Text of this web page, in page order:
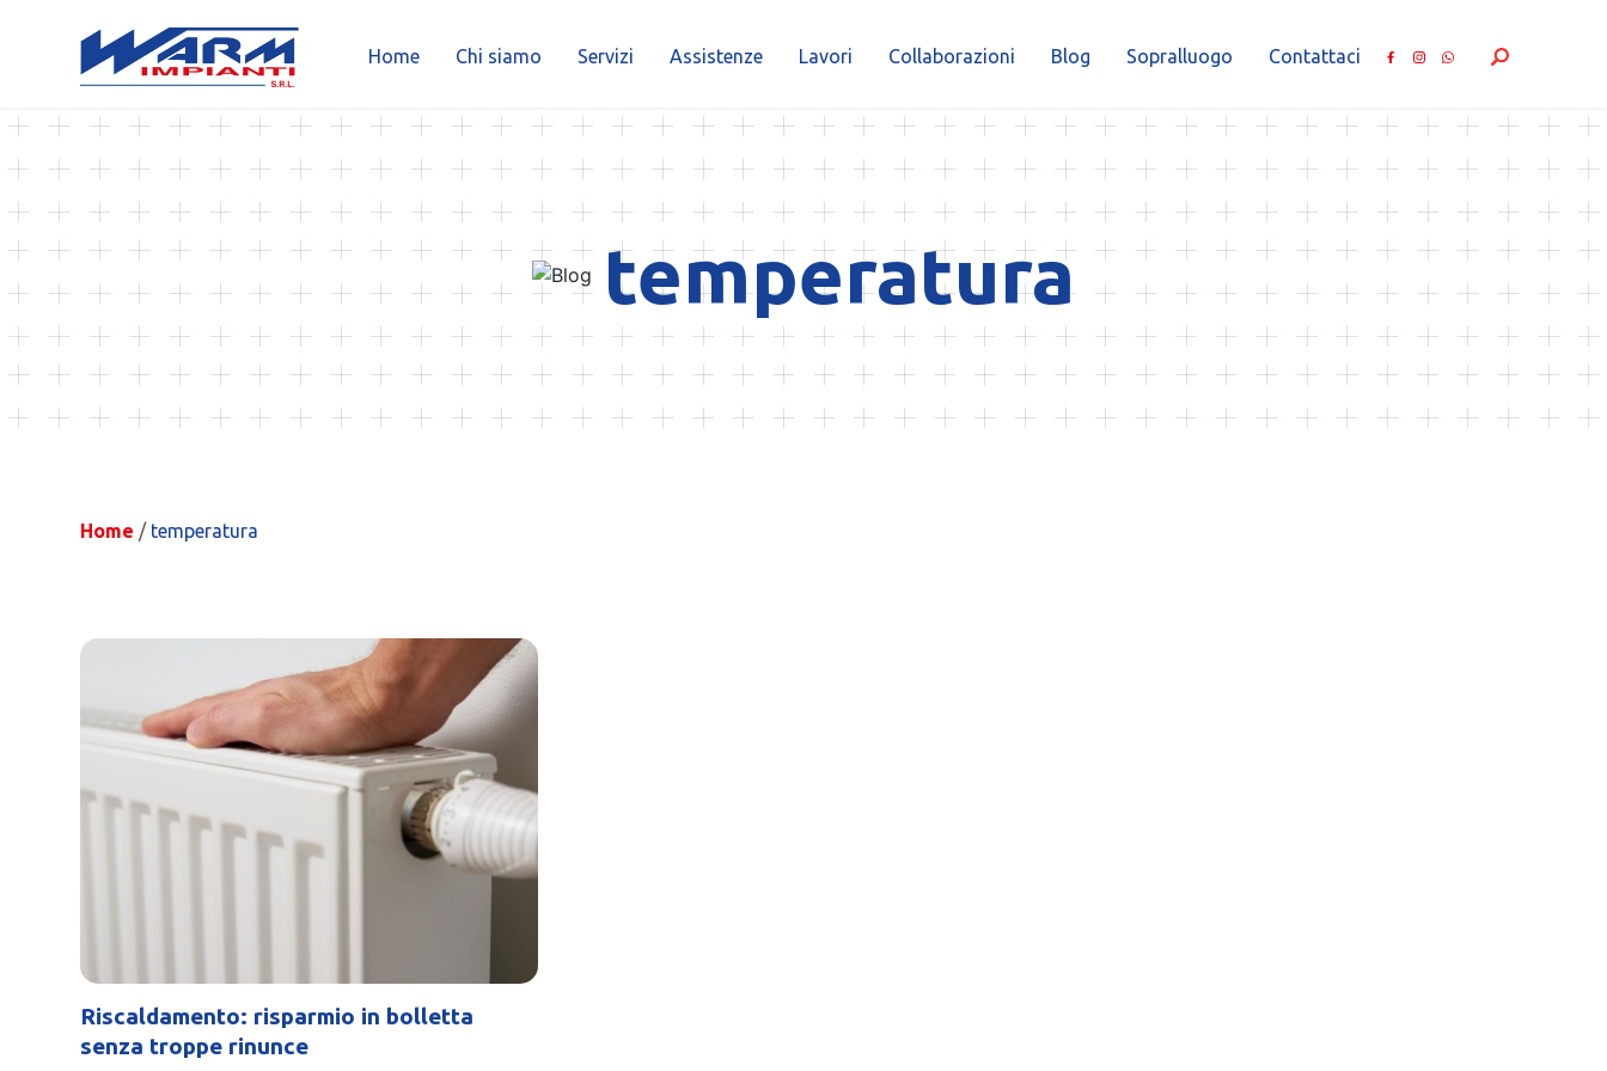
Skip
content
Home Chi siamo Servizi Assistenze Lavori Collaborazioni Blog Sopralluogo Contattaci
temperatura
Home / temperatura
Riscaldamento: risparmio in bolletta
senza troppe rinunce